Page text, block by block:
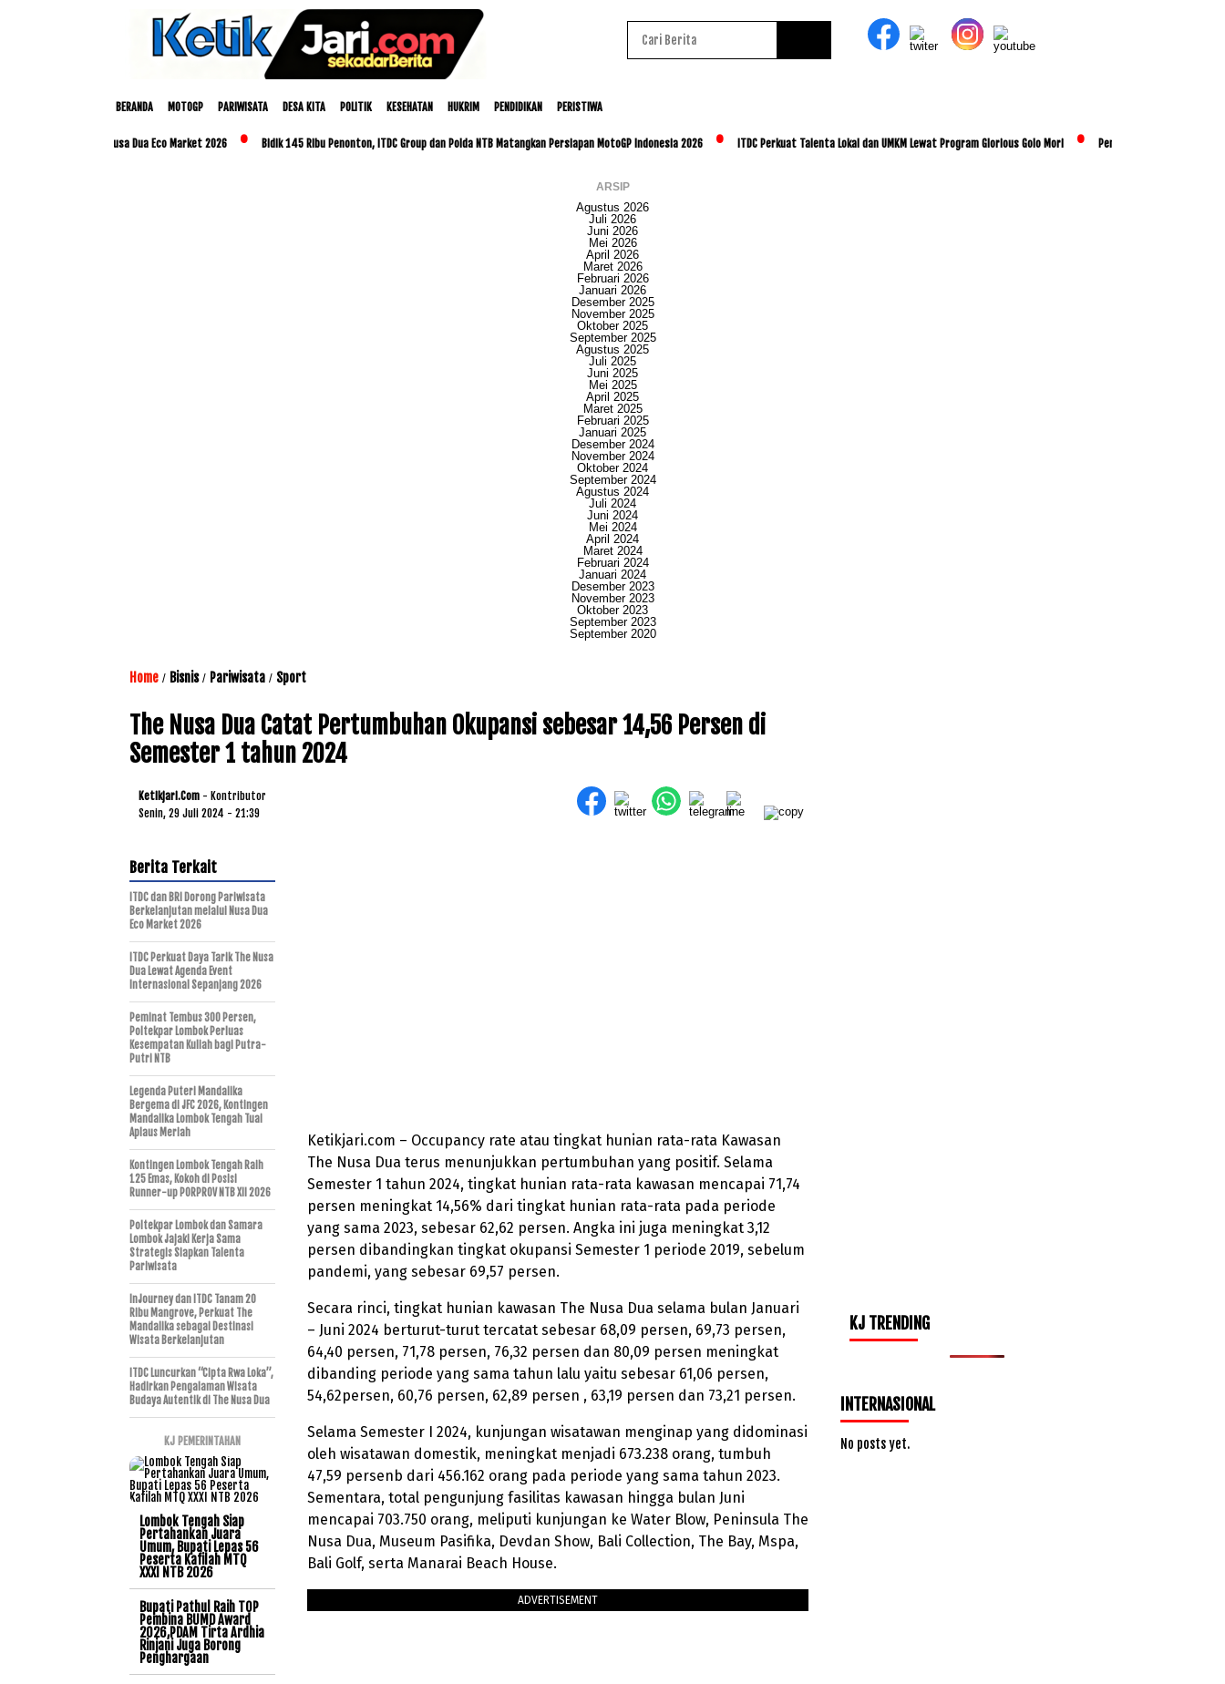
BERANDA MOTOGP PARIWISATA DESA KITA POLITIK KESEHATAN HUKRIM PENDIDIKAN PERISTIWA
melalui Nusa Dua Eco Market 2026 Bidik 145 Ribu Penonton, ITDC Group dan Polda NTB Matangkan Persiapan MotoGP Indonesia 2026 ITDC Perkuat Talenta Lokal dan UMKM Lewat Program Glorious Golo Mori Pemkab Lombok Tengah Luncurkan
ARSIP
Agustus 2026
Juli 2026
Juni 2026
Mei 2026
April 2026
Maret 2026
Februari 2026
Januari 2026
Desember 2025
November 2025
Oktober 2025
September 2025
Agustus 2025
Juli 2025
Juni 2025
Mei 2025
April 2025
Maret 2025
Februari 2025
Januari 2025
Desember 2024
November 2024
Oktober 2024
September 2024
Agustus 2024
Juli 2024
Juni 2024
Mei 2024
April 2024
Maret 2024
Februari 2024
Januari 2024
Desember 2023
November 2023
Oktober 2023
September 2023
September 2020
Home / Bisnis/ Pariwisata / Sport
The Nusa Dua Catat Pertumbuhan Okupansi sebesar 14,56 Persen di
Semester 1 tahun 2024
Ketikjari.com - Kontributor
Senin, 29 Juli 2024 - 21:39
Ketikjari.com – Occupancy rate atau tingkat hunian rata-rata Kawasan
The Nusa Dua terus menunjukkan pertumbuhan yang positif. Selama
Semester 1 tahun 2024, tingkat hunian rata-rata kawasan mencapai 71,74
persen meningkat 14,56% dari tingkat hunian rata-rata pada periode
yang sama 2023, sebesar 62,62 persen. Angka ini juga meningkat 3,12
persen dibandingkan tingkat okupansi Semester 1 periode 2019, sebelum
pandemi, yang sebesar 69,57 persen.
Secara rinci, tingkat hunian kawasan The Nusa Dua selama bulan Januari
– Juni 2024 berturut-turut tercatat sebesar 68,09 persen, 69,73 persen,
64,40 persen, 71,78 persen, 76,32 persen dan 80,09 persen meningkat
dibanding periode yang sama tahun lalu yaitu sebesar 61,06 persen,
54,62persen, 60,76 persen, 62,89 persen , 63,19 persen dan 73,21 persen.
Selama Semester I 2024, kunjungan wisatawan menginap yang didominasi
oleh wisatawan domestik, meningkat menjadi 673.238 orang, tumbuh
47,59 persenb dari 456.162 orang pada periode yang sama tahun 2023.
Sementara, total pengunjung fasilitas kawasan hingga bulan Juni
mencapai 703.750 orang, meliputi kunjungan ke Water Blow, Peninsula The
Nusa Dua, Museum Pasifika, Devdan Show, Bali Collection, The Bay, Mspa,
Bali Golf, serta Manarai Beach House.
ADVERTISEMENT
Berita Terkait
ITDC dan BRI Dorong Pariwisata
Berkelanjutan melalui Nusa Dua
Eco Market 2026
ITDC Perkuat Daya Tarik The Nusa
Dua Lewat Agenda Event
Internasional Sepanjang 2026
Peminat Tembus 300 Persen,
Poltekpar Lombok Perluas
Kesempatan Kuliah bagi Putra-
Putri NTB
Legenda Puteri Mandalika
Bergema di JFC 2026, Kontingen
Mandalika Lombok Tengah Tuai
Aplaus Meriah
Kontingen Lombok Tengah Raih
125 Emas, Kokoh di Posisi
Runner-up PORPROV NTB XII 2026
Poltekpar Lombok dan Samara
Lombok Jajaki Kerja Sama
Strategis Siapkan Talenta
Pariwisata
InJourney dan ITDC Tanam 20
Ribu Mangrove, Perkuat The
Mandalika sebagai Destinasi
Wisata Berkelanjutan
ITDC Luncurkan “Cipta Rwa Loka”,
Hadirkan Pengalaman Wisata
Budaya Autentik di The Nusa Dua
KJ PEMERINTAHAN
Lombok Tengah Siap
Pertahankan Juara
Umum, Bupati Lepas 56
Peserta Kafilah MTQ
XXXI NTB 2026
Bupati Pathul Raih TOP
Pembina BUMD Award
2026,PDAM Tirta Ardhia
Rinjani Juga Borong
Penghargaan
KJ TRENDING
INTERNASIONAL
No posts yet.